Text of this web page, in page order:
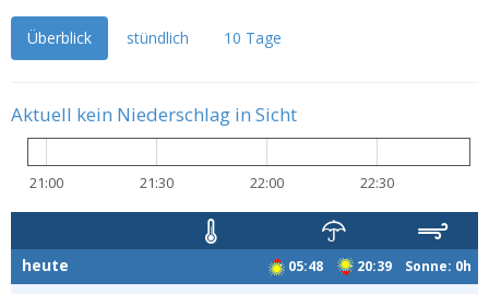
Überblick stündlich 10 Tage
Aktuell kein Niederschlag in Sicht
21:00 21:30 22:00 22:30
05:48 20:39 Sonne: 0h
heute